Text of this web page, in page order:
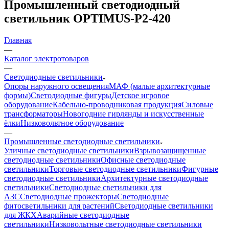
Промышленный светодиодный
светильник OPTIMUS-P2-420
Главная
—
Каталог электротоваров
—
Светодиодные светильники
Опоры наружного освещенияМАФ (малые архитектурные
формы)Светодиодные фигурыДетское игровое
оборудованиеКабельно-проводниковая продукцияСиловые
трансформаторыНовогодние гирлянды и искусственные
ёлкиНизковольтное оборудование
—
Промышленные светодиодные светильники
Уличные светодиодные светильникиВзрывозащищенные
светодиодные светильникиОфисные светодиодные
светильникиТорговые светодиодные светильникиФигурные
светодиодные светильникиАрхитектурные светодиодные
светильникиСветодиодные светильники для
АЗССветодиодные прожекторыСветодиодные
фитосветильники для растенийСветодиодные светильники
для ЖКХАварийные светодиодные
светильникиНизковольтные светодиодные светильники